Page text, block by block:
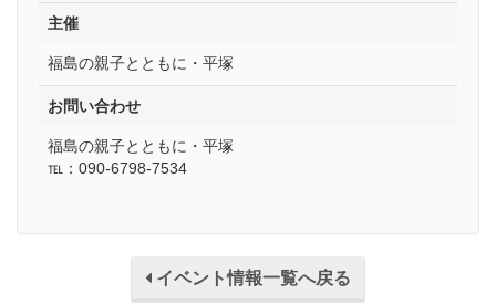
主催
福島の親子とともに・平塚
お問い合わせ
福島の親子とともに・平塚
℡：090-6798-7534
イベント情報一覧へ戻る